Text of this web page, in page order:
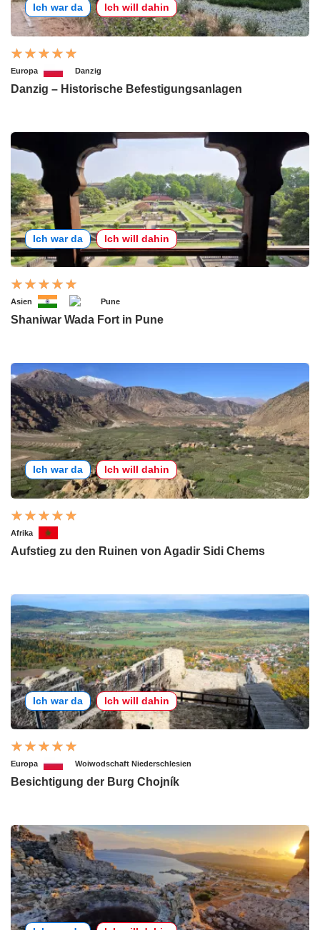
Ich war da Ich will dahin
Europa Danzig
Danzig – Historische Befestigungsanlagen
Ich war da Ich will dahin
Asien Pune
Shaniwar Wada Fort in Pune
Ich war da Ich will dahin
Afrika
Aufstieg zu den Ruinen von Agadir Sidi Chems
Ich war da Ich will dahin
Europa Woiwodschaft Niederschlesien
Besichtigung der Burg Chojník